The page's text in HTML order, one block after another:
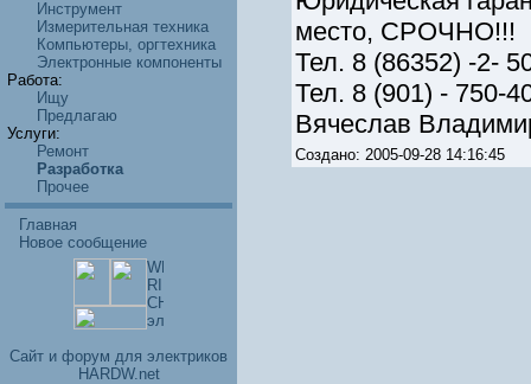
Инструмент
Измерительная техника
Компьютеры, оргтехника
Электронные компоненты
Работа:
Ищу
Предлагаю
Услуги:
Ремонт
Разработка
Прочее
Главная
Новое сообщение
Cайт и форум для электриков
HARDW.net
место, СРОЧНО!!!
Тел. 8 (86352) -2-
Тел. 8 (901) - 750-
Вячеслав
Создано: 2005-09-28 14:16:45